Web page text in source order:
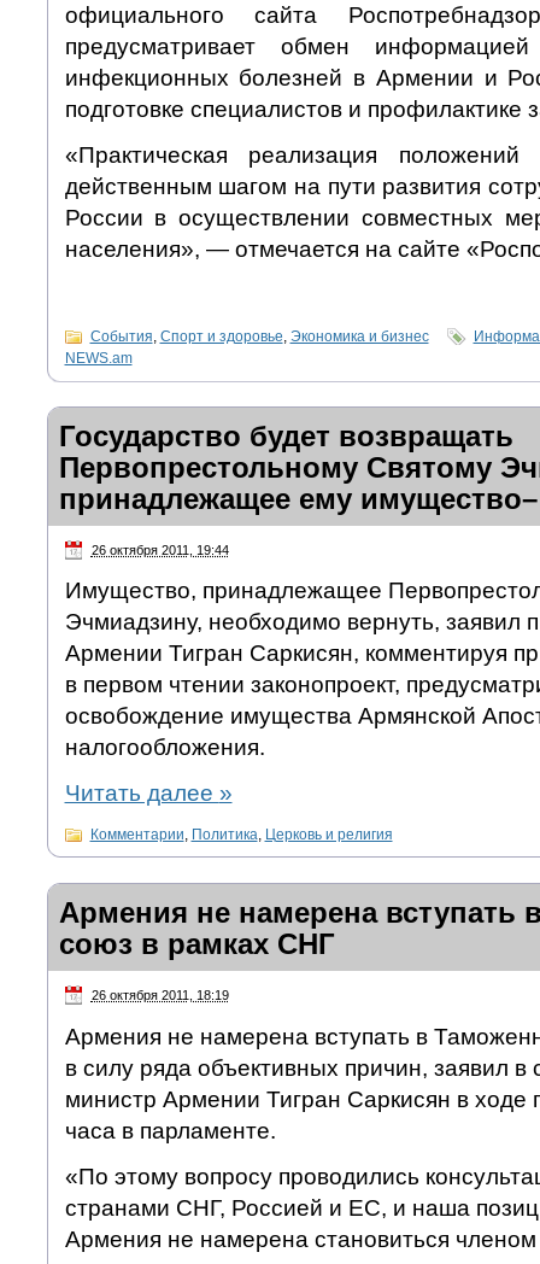
официального сайта
предусматривает обмен
инфекционных болезней в Армении и
подготовке специалистов и профилактике
«Практическая реализация
действенным шагом на пути развития
России в осуществлении совместных
населения», — отмечается на сайте
События Спорт и здоровье Экономика и бизнес
NEWS.am
Государство будет возвращать
Первопрестольному Святому
принадлежащее ему
26 октября 2011, 19:44
Имущество, принадлежащее
Эчмиадзину, необходимо вернуть, заявил
Армении Тигран Саркисян, комментируя
в первом чтении законопроект,
освобождение имущества Армянской
налогообложения.
Читать далее »
Комментарии, Политика, Церковь и религия
Армения не намерена вступать
союз в рамках СНГ
26 октября 2011, 18:19
Армения не намерена вступать в
в силу ряда объективных причин, заявил в
министр Армении Тигран Саркисян в ходе
часа в парламенте.
«По этому вопросу проводились
странами СНГ, Россией и ЕС, и наша
Армения не намерена становиться